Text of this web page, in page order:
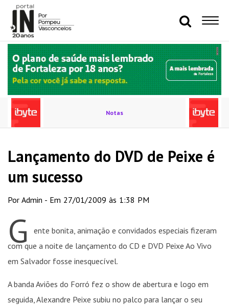
Notas
Lançamento do DVD de Peixe é
um sucesso
Por Admin - Em 27/01/2009 às 1:38 PM
G
ente bonita, animação e convidados especiais fizeram
com que a noite de lançamento do CD e DVD Peixe Ao Vivo
em Salvador fosse inesquecível.
A banda Aviões do Forró fez o show de abertura e logo em
seguida, Alexandre Peixe subiu no palco para lançar o seu